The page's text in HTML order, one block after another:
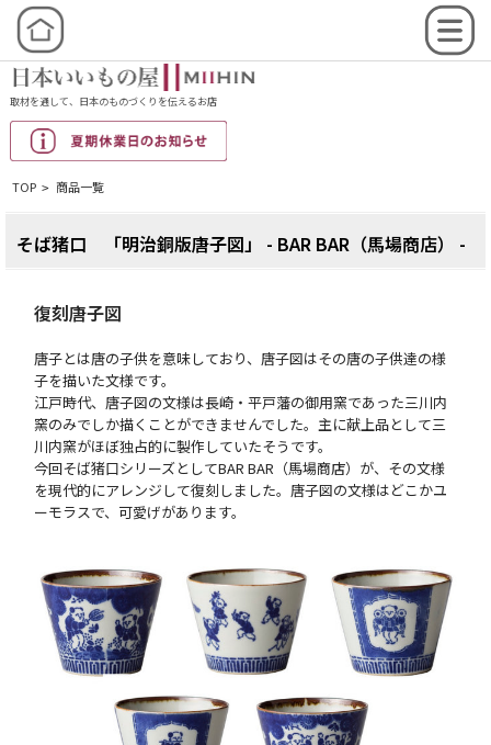
取材を通して、日本のものづくりを伝えるお店
TOP > 商品一覧
そば猪口 「明治銅版唐子図」 - BAR BAR（馬場商店） -
復刻唐子図
唐子とは唐の子供を意味しており、唐子図はその唐の子供達の様
子を描いた文様です。
江戸時代、唐子図の文様は長崎・平戸藩の御用窯であった三川内
窯のみでしか描くことができませんでした。主に献上品として三
川内窯がほぼ独占的に製作していたそうです。
今回そば猪口シリーズとしてBAR BAR（馬場商店）が、その文様
を現代的にアレンジして復刻しました。唐子図の文様はどこかユ
ーモラスで、可愛げがあります。